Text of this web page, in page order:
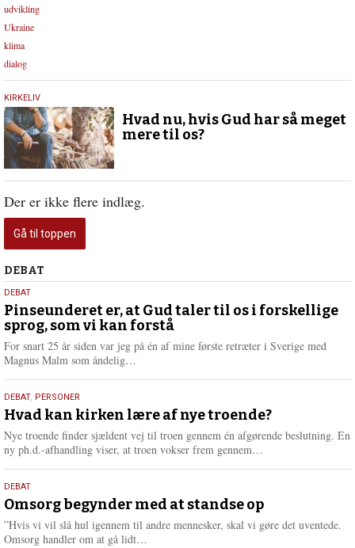
udvikling
Ukraine
klima
dialog
5.
december
2019
KIRKELIV
Hvad nu, hvis Gud har så meget
mere til os?
Der er ikke flere indlæg.
Gå til toppen
Debat
DEBAT
5.
august
2026
DEBAT
Pinseunderet er, at Gud taler til os i forskellige
sprog, som vi kan forstå
For snart 25 år siden var jeg på én af mine første retræter i Sverige med
Magnus Malm som åndelig…
e
r
e
25.
juli
2026
DEBAT, PERSONER
Hvad kan kirken lære af nye troende?
Nye troende finder sjældent vej til troen gennem én afgørende beslutning. En
ny ph.d.-afhandling viser, at troen vokser frem gennem…
e
r
e
9.
juli
2026
DEBAT
Omsorg begynder med at standse op
”Hvis vi vil slå hul igennem til andre mennesker, skal vi gøre det uventede.
Omsorg handler om at gå lidt…